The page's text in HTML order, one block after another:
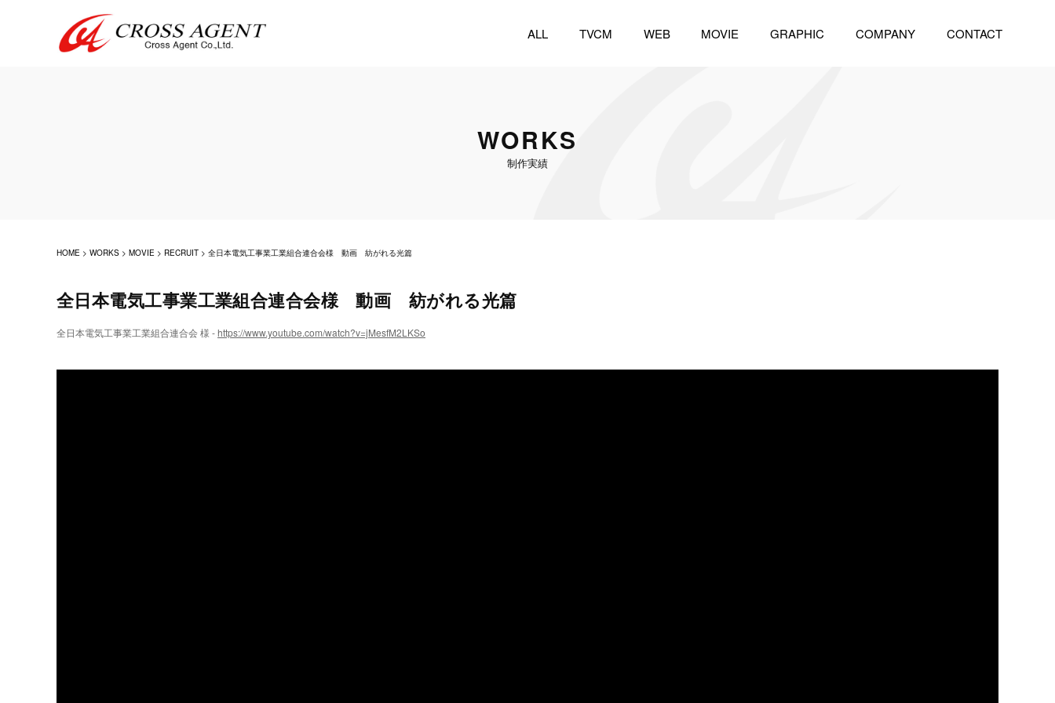
ALL TVCM WEB MOVIE GRAPHIC COMPANY CONTACT
WORKS
制作実績
HOME > WORKS > MOVIE > RECRUIT > 全日本電気工事業工業組合連合会様 動画 紡がれる光篇
全日本電気工事業工業組合連合会様 動画 紡がれる光篇
全日本電気工事業工業組合連合会 様 -https://www.youtube.com/watch?v=jMesfM2LKSo